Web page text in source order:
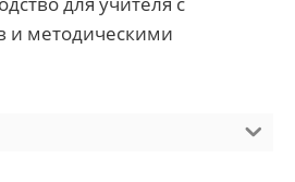
и методическими